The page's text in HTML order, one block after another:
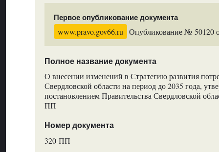
Первое опубликование документа
www.pravo.gov66.ru Опубликование № 50120
Полное название документа
О внесении изменений в Стратегию развития
Свердловской области на период до 2035 года,
постановлением Правительства Свердловской
ПП
Номер документа
320-ПП